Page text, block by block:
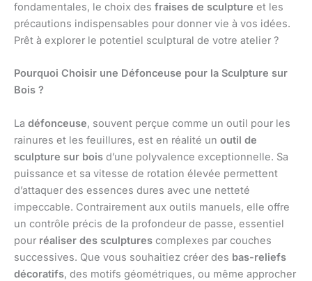
fondamentales, le choix des fraises de sculpture et les
précautions indispensables pour donner vie à vos idées.
Prêt à explorer le potentiel sculptural de votre atelier ?
Pourquoi Choisir une Défonceuse pour la Sculpture sur
Bois ?
La défonceuse, souvent perçue comme un outil pour les
rainures et les feuillures, est en réalité un outil de
sculpture sur bois d’une polyvalence exceptionnelle. Sa
puissance et sa vitesse de rotation élevée permettent
d’attaquer des essences dures avec une netteté
impeccable. Contrairement aux outils manuels, elle offre
un contrôle précis de la profondeur de passe, essentiel
pour réaliser des sculptures complexes par couches
successives. Que vous souhaitiez créer des bas-reliefs
décoratifs, des motifs géométriques, ou même approcher